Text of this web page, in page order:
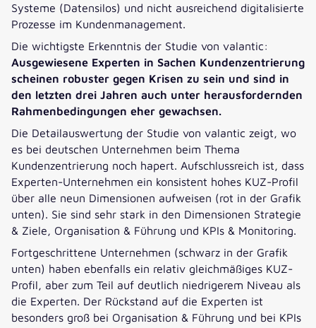
Systeme (Datensilos) und nicht ausreichend digitalisierte
Prozesse im Kundenmanagement.
Die wichtigste Erkenntnis der Studie von valantic:
Ausgewiesene Experten in Sachen Kundenzentrierung
scheinen robuster gegen Krisen zu sein und sind in
den letzten drei Jahren auch unter herausfordernden
Rahmenbedingungen eher gewachsen.
Die Detailauswertung der Studie von valantic zeigt, wo
es bei deutschen Unternehmen beim Thema
Kundenzentrierung noch hapert. Aufschlussreich ist, dass
Experten-Unternehmen ein konsistent hohes KUZ-Profil
über alle neun Dimensionen aufweisen (rot in der Grafik
unten). Sie sind sehr stark in den Dimensionen Strategie
& Ziele, Organisation & Führung und KPIs & Monitoring.
Fortgeschrittene Unternehmen (schwarz in der Grafik
unten) haben ebenfalls ein relativ gleichmäßiges KUZ-
Profil, aber zum Teil auf deutlich niedrigerem Niveau als
die Experten. Der Rückstand auf die Experten ist
besonders groß bei Organisation & Führung und bei KPIs